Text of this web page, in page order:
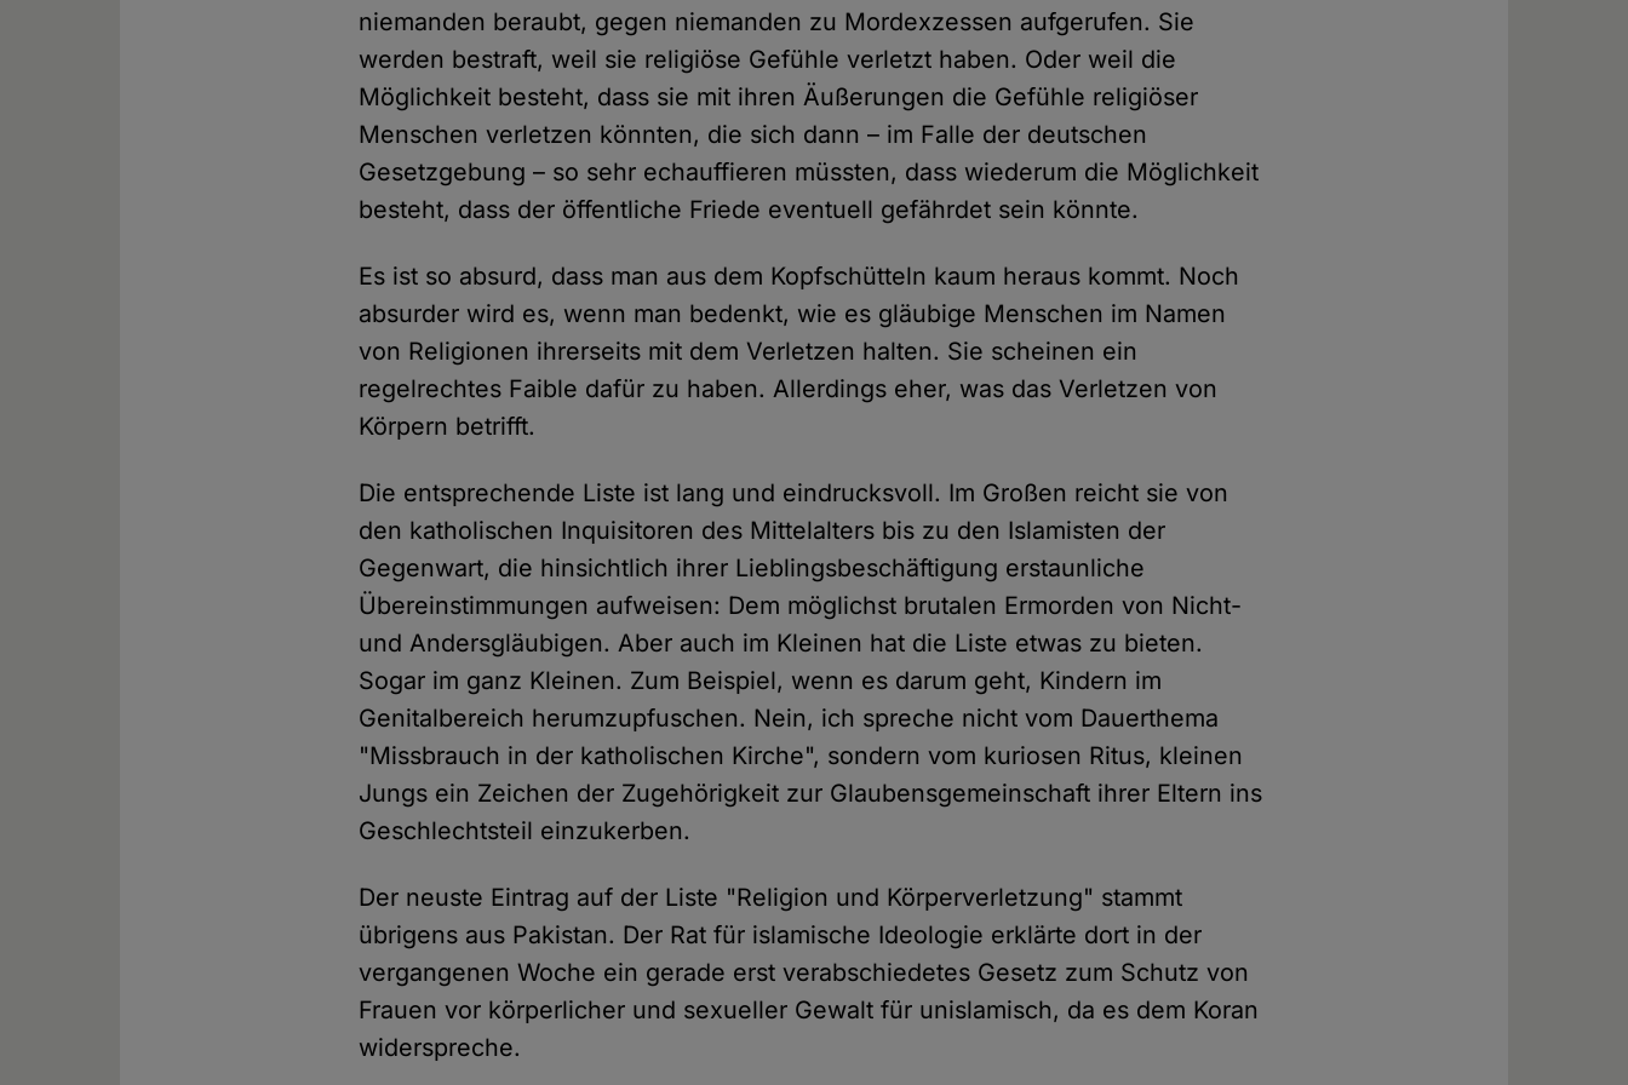
niemanden beraubt, gegen niemanden zu Mordexzessen aufgerufen. Sie
werden bestraft, weil sie religiöse Gefühle verletzt haben. Oder weil die
Möglichkeit besteht, dass sie mit ihren Äußerungen die Gefühle religiöser
Menschen verletzen könnten, die sich dann – im Falle der deutschen
Gesetzgebung – so sehr echauffieren müssten, dass wiederum die Möglichkeit
besteht, dass der öffentliche Friede eventuell gefährdet sein könnte.
Es ist so absurd, dass man aus dem Kopfschütteln kaum heraus kommt. Noch
absurder wird es, wenn man bedenkt, wie es gläubige Menschen im Namen
von Religionen ihrerseits mit dem Verletzen halten. Sie scheinen ein
regelrechtes Faible dafür zu haben. Allerdings eher, was das Verletzen von
Körpern betrifft.
Die entsprechende Liste ist lang und eindrucksvoll. Im Großen reicht sie von
den katholischen Inquisitoren des Mittelalters bis zu den Islamisten der
Gegenwart, die hinsichtlich ihrer Lieblingsbeschäftigung erstaunliche
Übereinstimmungen aufweisen: Dem möglichst brutalen Ermorden von Nicht-
und Andersgläubigen. Aber auch im Kleinen hat die Liste etwas zu bieten.
Sogar im ganz Kleinen. Zum Beispiel, wenn es darum geht, Kindern im
Genitalbereich herumzupfuschen. Nein, ich spreche nicht vom Dauerthema
"Missbrauch in der katholischen Kirche", sondern vom kuriosen Ritus, kleinen
Jungs ein Zeichen der Zugehörigkeit zur Glaubensgemeinschaft ihrer Eltern ins
Geschlechtsteil einzukerben.
Der neuste Eintrag auf der Liste "Religion und Körperverletzung" stammt
übrigens aus Pakistan. Der Rat für islamische Ideologie erklärte dort in der
vergangenen Woche ein gerade erst verabschiedetes Gesetz zum Schutz von
Frauen vor körperlicher und sexueller Gewalt für unislamisch, da es dem Koran
widerspreche.